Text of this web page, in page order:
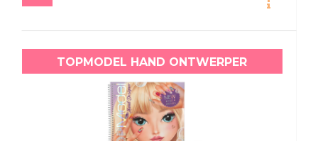
TOPMODEL HAND ONTWERPER